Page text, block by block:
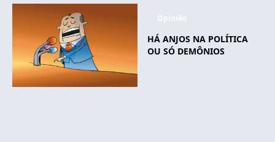
Opinião
HÁ ANJOS NA POLÍTICA
OU SÓ DEMÔNIOS